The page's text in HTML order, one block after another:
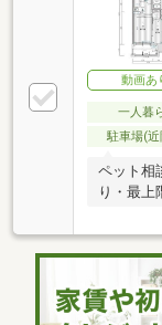
動画あ
一人暮
駐車場(近
ペット相
り・最上